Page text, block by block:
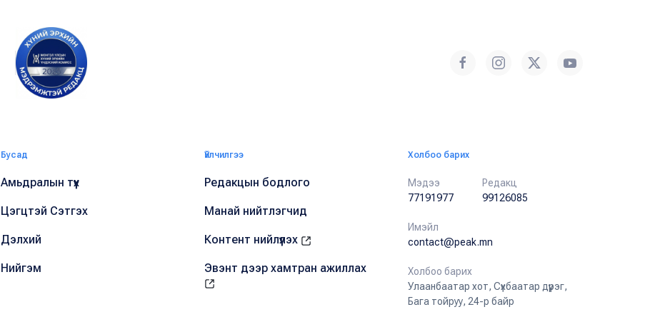
Бусад
Амьдралын түүх
Цэгцтэй Сэтгэх
Дэлхий
Нийгэм
Үйлчилгээ
Редакцын бодлого
Манай нийтлэгчид
Контент нийлүүлэх
Эвэнт дээр хамтран ажиллах
Холбоо барих
Мэдээ
77191977
Редакц
99126085
Имэйл
contact@peak.mn
Холбоо барих
Улаанбаатар хот, Сүхбаатар дүүрэг,
Бага тойруу, 24-р байр